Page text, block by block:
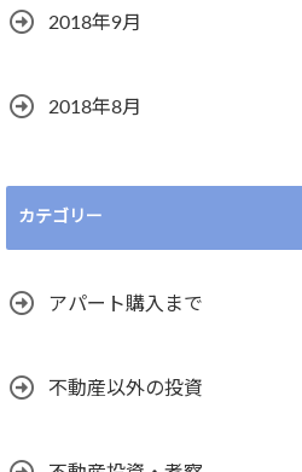
2018年9月
2018年8月
カテゴリー
アパート購入まで
不動産以外の投資